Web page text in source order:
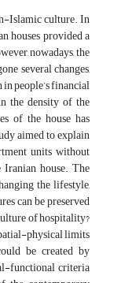
Islamic culture. In
houses provided a
nowadays, the
several changes,
people’s financial
the density of the
of the house has
aimed to explain
units without
house. The
the lifestyle,
can be preserved
of hospitality?
physical limits
be created by
functional criteria